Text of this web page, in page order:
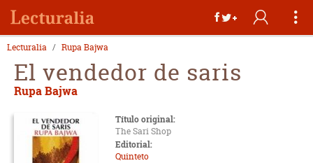
Lecturalia Rupa Bajwa
El vendedor de saris
Rupa Bajwa
Título original:
The Sari Shop
Editorial:
Quinteto